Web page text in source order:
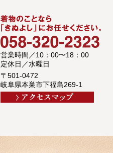
営業時間／10：00〜18：00
定休日／水曜日
〒501-0472
岐阜県本巣市下福島269-1